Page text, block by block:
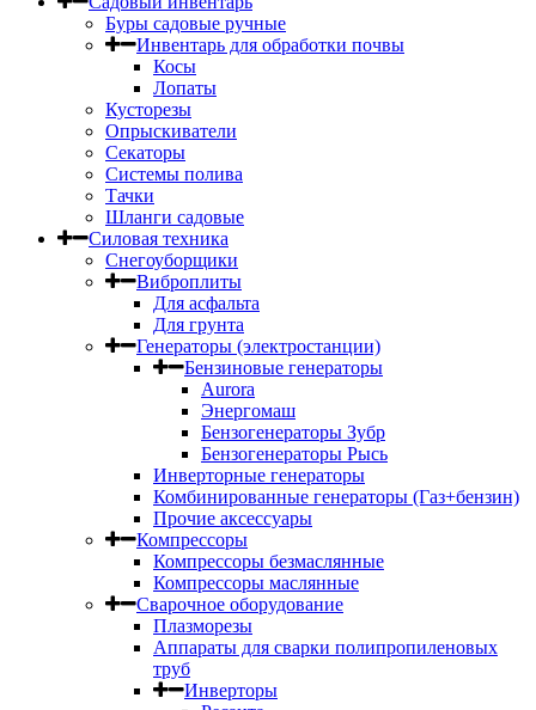
Буры садовые ручные
Инвентарь для обработки почвы
Косы
Лопаты
Кусторезы
Опрыскиватели
Секаторы
Системы полива
Тачки
Шланги садовые
Силовая техника
Снегоуборщики
Виброплиты
Для асфальта
Для грунта
Генераторы (электростанции)
Бензиновые генераторы
Aurora
Энергомаш
Бензогенераторы Зубр
Бензогенераторы Рысь
Инверторные генераторы
Комбинированные генераторы (Газ+бензин)
Прочие аксессуары
Компрессоры
Компрессоры безмаслянные
Компрессоры маслянные
Сварочное оборудование
Плазморезы
Аппараты для сварки полипропиленовых
труб
Инверторы